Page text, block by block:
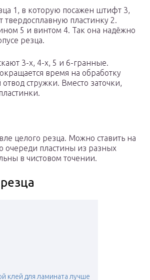
1, в которую посажен штифт 3,
твердосплавную пластинку 2.
5 и винтом 4. Так она надёжно
резца.
3-х, 4-х, 5 и 6-гранные.
время на обработку
стружки. Вместо заточки,
целого резца. Можно ставить на
очереди пластины из разных
в чистовом точении.
клей для ламината лучше